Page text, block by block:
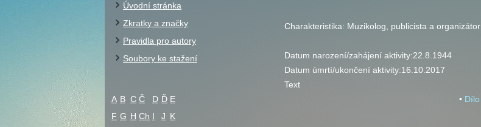
Úvodní stránka
Zkratky a značky
Pravidla pro autory
Soubory ke stažení
A B C Č D Ď E
F G H Ch I J K
Charakteristika: Muzikolog, publicista a organizátor
Datum narození/zahájení aktivity:22.8.1944
Datum úmrtí/ukončení aktivity:16.10.2017
Text
• Dílo